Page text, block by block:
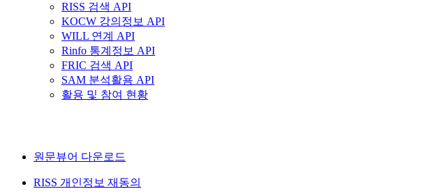
RISS 검색 API
KOCW 강의정보 API
WILL 연계 API
Rinfo 통계정보 API
FRIC 검색 API
SAM 분석활용 API
활용 및 참여 현황
원문뷰어 다운로드
RISS 개인정보 재동의